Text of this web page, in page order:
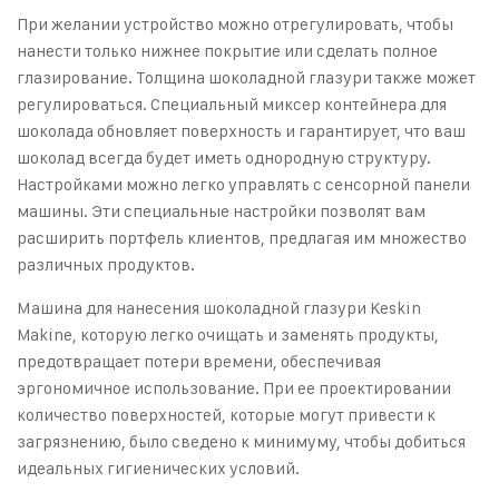
При желании устройство можно отрегулировать, чтобы
нанести только нижнее покрытие или сделать полное
глазирование. Толщина шоколадной глазури также может
регулироваться. Специальный миксер контейнера для
шоколада обновляет поверхность и гарантирует, что ваш
шоколад всегда будет иметь однородную структуру.
Настройками можно легко управлять с сенсорной панели
машины. Эти специальные настройки позволят вам
расширить портфель клиентов, предлагая им множество
различных продуктов.
Машина для нанесения шоколадной глазури Keskin
Makine, которую легко очищать и заменять продукты,
предотвращает потери времени, обеспечивая
эргономичное использование. При ее проектировании
количество поверхностей, которые могут привести к
загрязнению, было сведено к минимуму, чтобы добиться
идеальных гигиенических условий.